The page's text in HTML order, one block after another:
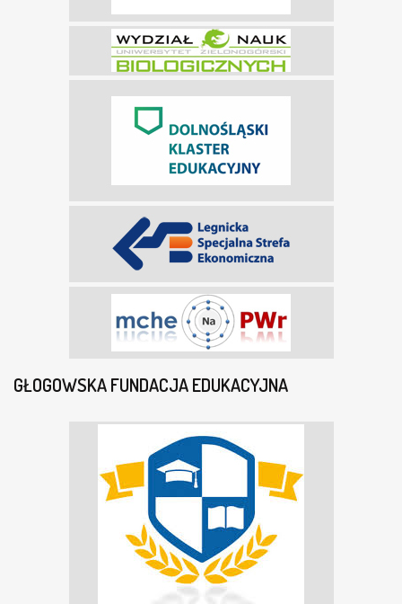
GŁOGOWSKA FUNDACJA EDUKACYJNA